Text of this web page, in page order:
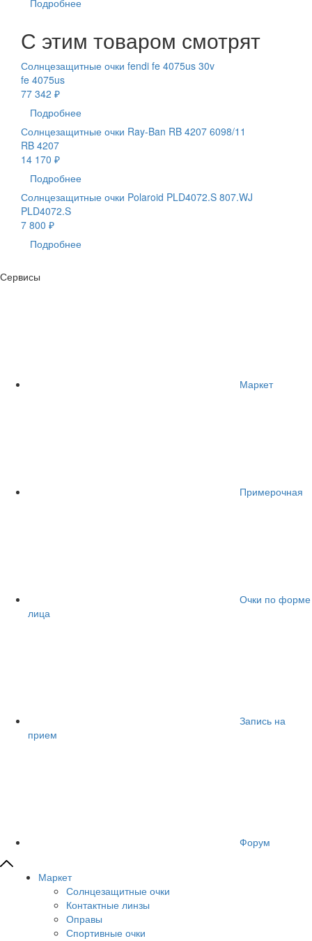
С этим товаром смотрят
Солнцезащитные очки fendi fe 4075us 30v
fe 4075us
77 342 ₽
Подробнее
Солнцезащитные очки Ray-Ban RB 4207 6098/11
RB 4207
14 170 ₽
Подробнее
Солнцезащитные очки Polaroid PLD4072.S 807.WJ
PLD4072.S
7 800 ₽
Подробнее
Сервисы
Маркет
Примерочная
Очки по форме
лица
Запись на
прием
Форум
Маркет
Солнцезащитные очки
Контактные линзы
Оправы
Спортивные очки